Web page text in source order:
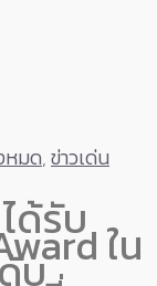
หมด,ข่าวเด่น
ด้รับ ใน
บ